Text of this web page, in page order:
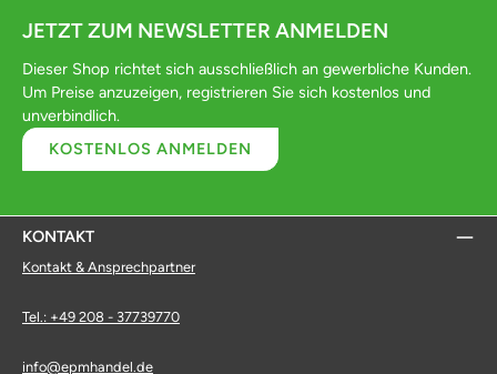
JETZT ZUM NEWSLETTER ANMELDEN
Dieser Shop richtet sich ausschließlich an gewerbliche Kunden.
Um Preise anzuzeigen, registrieren Sie sich kostenlos und
unverbindlich.
KOSTENLOS ANMELDEN
KONTAKT
Kontakt & Ansprechpartner
Tel.: +49 208 - 37739770
info@epmhandel.de